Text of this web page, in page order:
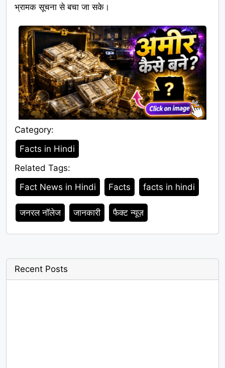
भ्रामक सूचना से बचा जा सके।
Category:
Category
Facts in Hindi
Related Tags:
Tags
Fact News in Hindi Facts facts in hindi
जनरल नॉलेज जानकारी फैक्ट न्यूज़
Recent Posts